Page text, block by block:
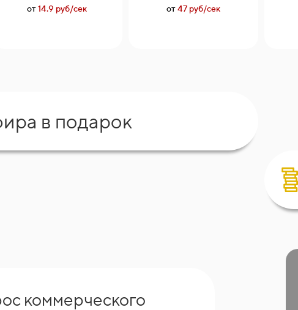
от14.9 руб/сек от47 руб/сек
в подарок
коммерческого